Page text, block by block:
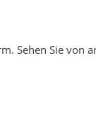
Sehen Sie von